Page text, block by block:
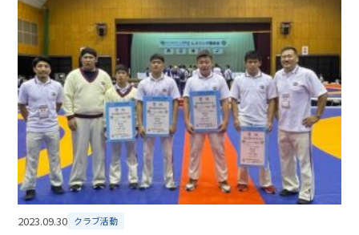
2023.09.30 クラブ活動